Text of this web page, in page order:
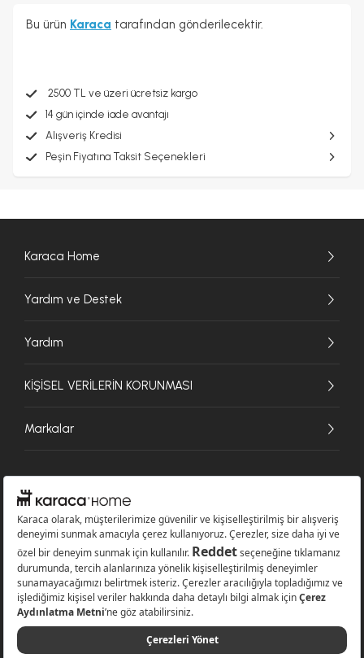
Bu ürün Karaca tarafından gönderilecektir.
2500 TL ve üzeri ücretsiz kargo
14 gün içinde iade avantajı
Alışveriş Kredisi
Peşin Fiyatına Taksit Seçenekleri
Karaca Home
Yardım ve Destek
Yardım
KİŞİSEL VERİLERİN KORUNMASI
Markalar
© 2026 Karaca Home Collection Tekstil Sanayi ve Ticaret A.Ş. - Tüm hakları
saklıdır.